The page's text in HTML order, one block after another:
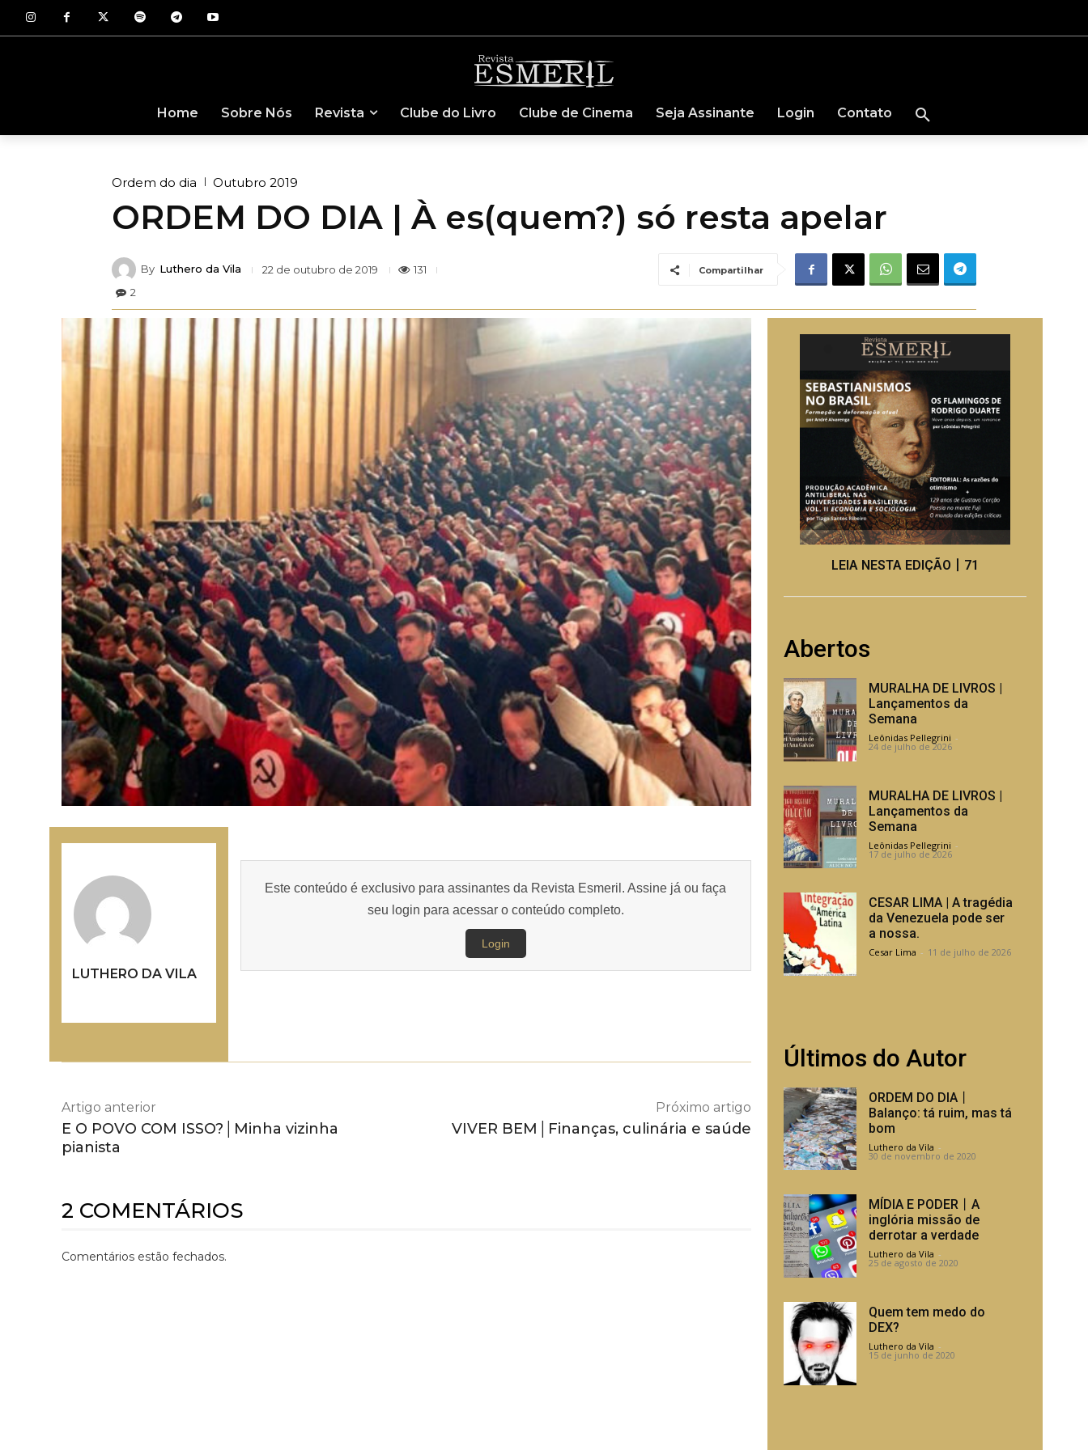
Home Sobre Nós Revista Clube do Livro Clube de Cinema Seja Assinante Login Contato
Ordem do dia Outubro 2019
ORDEM DO DIA | À es(quem?) só resta apelar
By Luthero da Vila 22 de outubro de 2019
131
2
Compartilhar
LUTHERO DA VILA
Este conteúdo é exclusivo para assinantes da Revista Esmeril. Assine já ou faça
seu login para acessar o conteúdo completo.
Login
Artigo anterior
E O POVO COM ISSO?│Minha vizinha
pianista
Próximo artigo
VIVER BEM│Finanças, culinária e saúde
2 COMENTÁRIOS
Comentários estão fechados.
LEIA NESTA EDIÇÃO丨71
Abertos
MURALHA DE LIVROS |
Lançamentos da
Semana
Leônidas Pellegrini -
24 de julho de 2026
MURALHA DE LIVROS |
Lançamentos da
Semana
Leônidas Pellegrini -
17 de julho de 2026
CESAR LIMA | A tragédia
da Venezuela pode ser
a nossa.
Cesar Lima - 11 de julho de 2026
Últimos do Autor
ORDEM DO DIA丨
Balanço: tá ruim, mas tá
bom
Luthero da Vila -
30 de novembro de 2020
MÍDIA E PODER丨A
inglória missão de
derrotar a verdade
Luthero da Vila -
25 de agosto de 2020
Quem tem medo do
DEX?
Luthero da Vila -
15 de junho de 2020